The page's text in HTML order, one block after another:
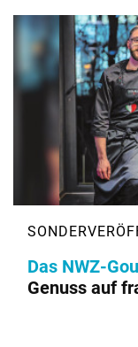
Das NWZ-
Genuss auf